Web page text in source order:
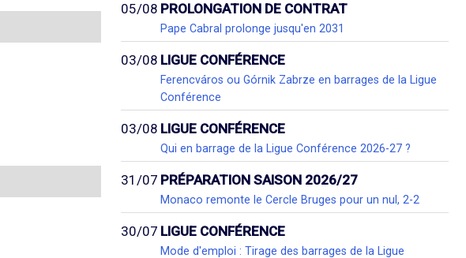
05/08 PROLONGATION DE CONTRAT
Pape Cabral prolonge jusqu'en 2031
03/08 LIGUE CONFÉRENCE
Ferencváros ou Górnik Zabrze en barrages de la Ligue
Conférence
03/08 LIGUE CONFÉRENCE
Qui en barrage de la Ligue Conférence 2026-27 ?
31/07 PRÉPARATION SAISON 2026/27
Monaco remonte le Cercle Bruges pour un nul, 2-2
30/07 LIGUE CONFÉRENCE
Mode d'emploi : Tirage des barrages de la Ligue